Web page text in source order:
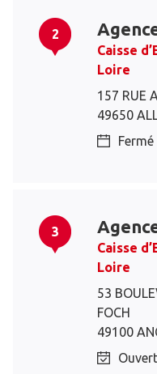
2
Caisse
Loire
157 RUE
49650
3
Caisse
Loire
53
FOCH
49100